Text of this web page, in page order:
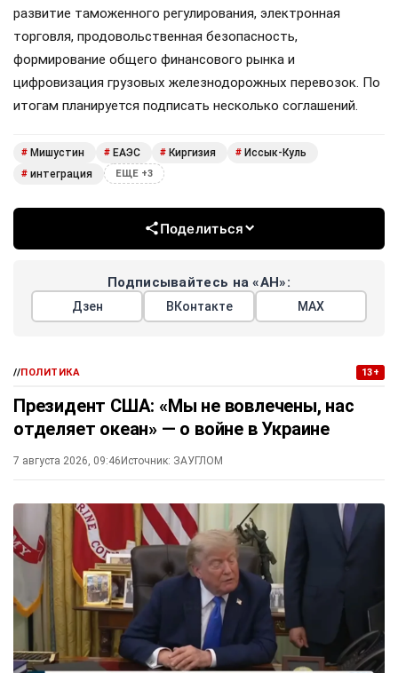
развитие таможенного регулирования, электронная
торговля, продовольственная безопасность,
формирование общего финансового рынка и
цифровизация грузовых железнодорожных перевозок. По
итогам планируется подписать несколько соглашений.
# Мишустин # ЕАЭС # Киргизия # Иссык-Куль
# интеграция ЕЩЕ +3
Поделиться
Подписывайтесь на «АН»:
Дзен ВКонтакте МАХ
//ПОЛИТИКА 13+
Президент США: «Мы не вовлечены, нас
отделяет океан» — о войне в Украине
7 августа 2026, 09:46Источник: ЗАУГЛОМ